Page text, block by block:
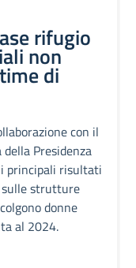
rifugio
non
di
con il
Presidenza
principali risultati
sulle strutture
donne
al 2024.